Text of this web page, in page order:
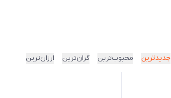
جدیدترین محبوب‌ترین گران‌ترین ارزان‌ترین